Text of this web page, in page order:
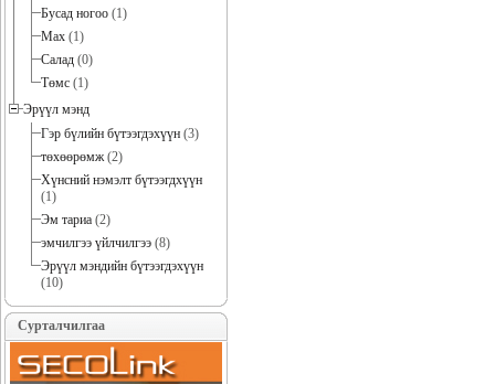
Бусад ногоо (1)
Мах (1)
Салад (0)
Төмс (1)
Эрүүл мэнд
Гэр бүлийн бүтээгдэхүүн (3)
төхөөрөмж(2)
Хүнсний нэмэлт бүтээгдхүүн
(1)
Эм тариа (2)
эмчилгээ үйлчилгээ (8)
Эрүүл мэндийн бүтээгдэхүүн
(10)
Сурталчилгаа